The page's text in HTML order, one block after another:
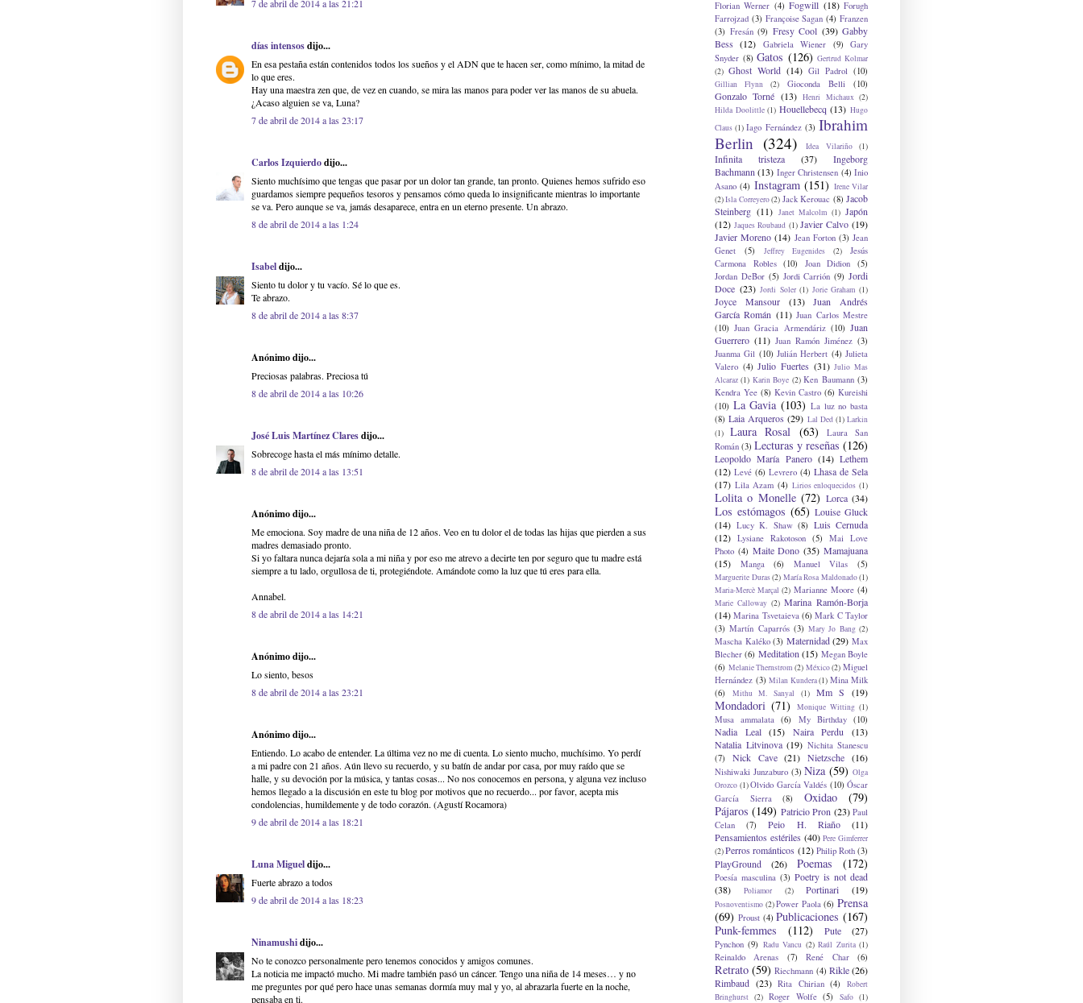
7 de abril de 2014 a las 21:21
días intensosdijo...
En esa pestaña están contenidos todos los sueños y el ADN que te hacen ser, como mínimo, la mitad de
lo que eres.
Hay una maestra zen que, de vez en cuando, se mira las manos para poder ver las manos de su abuela.
¿Acaso alguien se va, Luna?
7 de abril de 2014 a las 23:17
Carlos Izquierdodijo...
Siento muchísimo que tengas que pasar por un dolor tan grande, tan pronto. Quienes hemos sufrido eso
guardamos siempre pequeños tesoros y pensamos cómo queda lo insignificante mientras lo importante
se va. Pero aunque se va, jamás desaparece, entra en un eterno presente. Un abrazo.
8 de abril de 2014 a las 1:24
Isabeldijo...
Siento tu dolor y tu vacío. Sé lo que es.
Te abrazo.
8 de abril de 2014 a las 8:37
Anónimo dijo...
Preciosas palabras. Preciosa tú
8 de abril de 2014 a las 10:26
José Luis Martínez Claresdijo...
Sobrecoge hasta el más mínimo detalle.
8 de abril de 2014 a las 13:51
Anónimo dijo...
Me emociona. Soy madre de una niña de 12 años. Veo en tu dolor el de todas las hijas que pierden a sus
madres demasiado pronto.
Si yo faltara nunca dejaría sola a mi niña y por eso me atrevo a decirte ten por seguro que tu madre está
siempre a tu lado, orgullosa de ti, protegiéndote. Amándote como la luz que tú eres para ella.
Annabel.
8 de abril de 2014 a las 14:21
Anónimo dijo...
Lo siento, besos
8 de abril de 2014 a las 23:21
Anónimo dijo...
Entiendo. Lo acabo de entender. La última vez no me di cuenta. Lo siento mucho, muchísimo. Yo perdí
a mi padre con 21 años. Aún llevo su recuerdo, y su batín de andar por casa, por muy raído que se
halle, y su devoción por la música, y tantas cosas... No nos conocemos en persona, y alguna vez incluso
hemos llegado a la discusión en este tu blog por motivos que no recuerdo... por favor, acepta mis
condolencias, humildemente y de todo corazón. (Agustí Rocamora)
9 de abril de 2014 a las 18:21
Luna Migueldijo...
Fuerte abrazo a todos
9 de abril de 2014 a las 18:23
Ninamushidijo...
No te conozco personalmente pero tenemos conocidos y amigos comunes.
La noticia me impactó mucho. Mi madre también pasó un cáncer. Tengo una niña de 14 meses… y no
me preguntes por qué pero hace unas semanas dormía muy mal y yo, al abrazarla fuerte en la noche,
pensaba en ti.
Florian Werner (4) Fogwill (18) Forugh
Farrojzad (3) Françoise Sagan (4) Franzen
(3) Fresán (9) Fresy Cool (39) Gabby
Bess (12) Gabriela Wiener (9)
Gary
Snyder (8) Gatos (126) Gertrud Kolmar
(2) Ghost World (14) Gil Padrol (10)
Gillian Flynn (2) Gioconda Belli (10)
Gonzalo Torné (13) Henri Michaux (2)
Hilda Doolittle (1) Houellebecq (13) Hugo
Claus (1) Iago Fernández (3) Ibrahim
Berlin (324) Idea Vilariño (1)
Infinita tristeza (37)
Ingeborg
Bachmann (13) Inger Christensen (4) Inio
Asano (4) Instagram (151) Irene Vilar
(2)Isla Correyero(2) Jack Kerouac (8) Jacob
Steinberg (11) Janet Malcolm (1) Japón
(12) Jaques Roubaud (1) Javier Calvo (19)
Javier Moreno (14) Jean Forton (3) Jean
Genet
(5) Jeffrey Eugenides (2)
Jesús
Carmona Robles
(10) Joan Didion
(5)
Jordan DeBor (5) Jordi Carrión (9) Jordi
Doce (23) Jordi Soler (1) Jorie Graham (1)
Joyce Mansour (13)
Juan Andrés
García Román (11) Juan Carlos Mestre
(10) Juan Gracia Armendáriz (10) Juan
Guerrero (11) Juan Ramón Jiménez (3)
Juanma Gil (10) Julián Herbert (4) Julieta
Valero (4) Julio Fuertes (31) Julio Mas
Alcaraz (1) Karin Boye (2) Ken Baumann (3)
Kendra Yee (8) Kevin Castro (6) Kureishi
(10) La Gavia (103) La luz no basta
(8) Laia Arqueros (29) Lal Ded (1) Larkin
(1)
Laura Rosal (63)
Laura San
Román (3) Lecturas y reseñas (126)
Leopoldo María Panero (14) Lethem
(12) Levé (6) Levrero (4) Lhasa de Sela
(17) Lila Azam (4) Lirios enloquecidos (1)
Lolita o Monelle (72) Lorca (34)
Los estómagos (65) Louise Gluck
(14) Lucy K. Shaw (8) Luis Cernuda
(12) Lysiane Rakotoson (5)
Mai Love
Photo (4) Maite Dono (35) Mamajuana
(15)
Manga (6) Manuel Vilas (5)
Marguerite Duras(2) María Rosa Maldonado(1)
Maria-Mercè Marçal (2) Marianne Moore (4)
Marie Calloway (2) Marina Ramón-Borja
(14) Marina Tsvetaieva (6) Mark C Taylor
(3) Martín Caparrós (3) Mary Jo Bang (2)
Mascha Kaléko (3) Maternidad (29) Max
Blecher (6) Meditation (15) Megan Boyle
(6) Melanie Thernstrom (2) México (2) Miguel
Hernández (3) Milan Kundera(1) Mina Milk
(6)
Mithu M. Sanyal (1) Mm S (19)
Mondadori (71) Monique Witting (1)
Musa ammalata (6) My Birthday (10)
Nadia Leal (15) Naira Perdu
(13)
Natalia Litvinova (19) Nichita Stanescu
(7)
Nick Cave (21) Nietzsche (16)
Nishiwaki Junzaburo (3) Niza (59) Olga
Orozco (1)Olvido García Valdés (10) Óscar
García Sierra
(8) Oxidao
(79)
Pájaros (149) Patricio Pron (23) Paul
Celan
(7) Peio H. Riaño
(11)
Pensamientos estériles (40) Pere Gimferrer
(2)Perros románticos (12) Philip Roth (3)
PlayGround (26) Poemas (172)
Poesía masculina (3) Poetry is not dead
(38)
Poliamor (2) Portinari (19)
Posnoventismo (2) Power Paola (6) Prensa
(69) Proust (4) Publicaciones (167)
Punk-femmes
(112) Pute (27)
Pynchon (9) Radu Vancu (2) Raúl Zurita (1)
Reinaldo Arenas (7) René Char (6)
Retrato (59) Riechmann (4) Rikle (26)
Rimbaud (23) Rita Chirian (4)
Robert
Bringhurst (2) Roger Wolfe (5) Safo (1)